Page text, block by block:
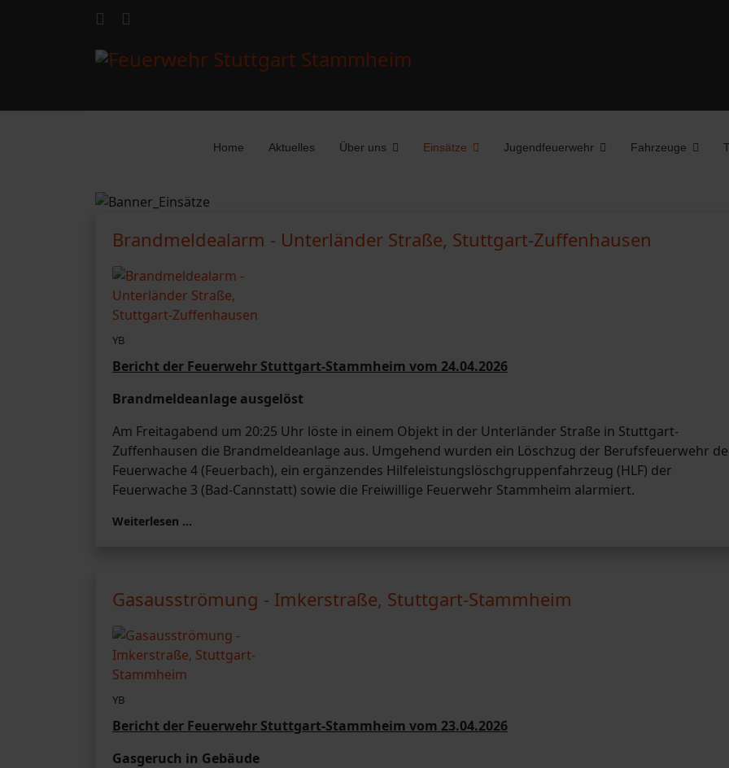
Home Aktuelles Über uns Einsätze Jugendfeuerwehr Fahrzeuge
Brandmeldealarm - Unterländer Straße, Stuttgart-Zuffenhausen
YB
Bericht der Feuerwehr Stuttgart-Stammheim vom 24.04.2026
Brandmeldeanlage ausgelöst
Am Freitagabend um 20:25 Uhr löste in einem Objekt in der Unterländer Straße in Stuttgart-
Zuffenhausen die Brandmeldeanlage aus. Umgehend wurden ein Löschzug der Berufsfeuerwehr
Feuerwache 4 (Feuerbach), ein ergänzendes Hilfeleistungslöschgruppenfahrzeug (HLF) der
Feuerwache 3 (Bad-Cannstatt) sowie die Freiwillige Feuerwehr Stammheim alarmiert.
Weiterlesen …
Gasausströmung - Imkerstraße, Stuttgart-Stammheim
YB
Bericht der Feuerwehr Stuttgart-Stammheim vom 23.04.2026
Gasgeruch in Gebäude